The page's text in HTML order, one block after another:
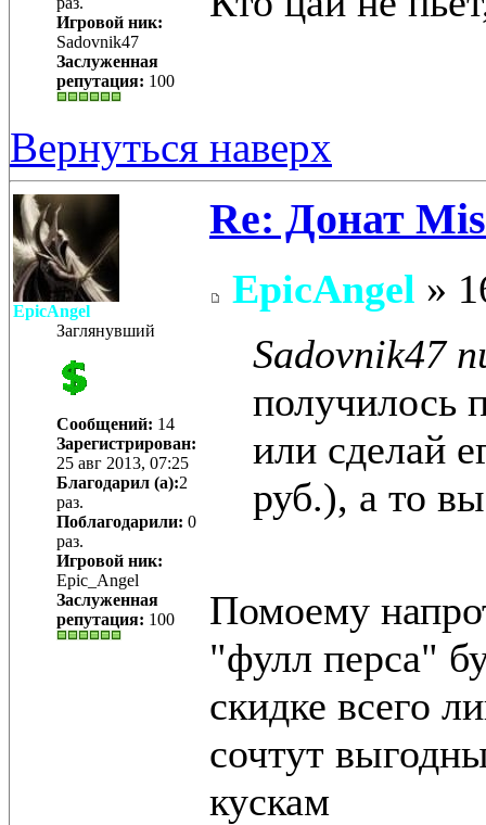
Игровой ник:
Sadovnik47
Заслуженная
репутация: 100
Вернуться наверх
EpicAngel
Заглянувший
Сообщений: 14
Зарегистрирован:
25 авг 2013, 07:25
Благодарил (а):2
раз.
Поблагодарили: 0
раз.
Игровой ник:
Epic_Angel
Заслуженная
репутация: 100
Re: Донат
EpicAngel »
Sadovnik47
получилось
или сделай
руб.), а то
Помоему
"фулл перса"
скидке всего
сочтут
кускам